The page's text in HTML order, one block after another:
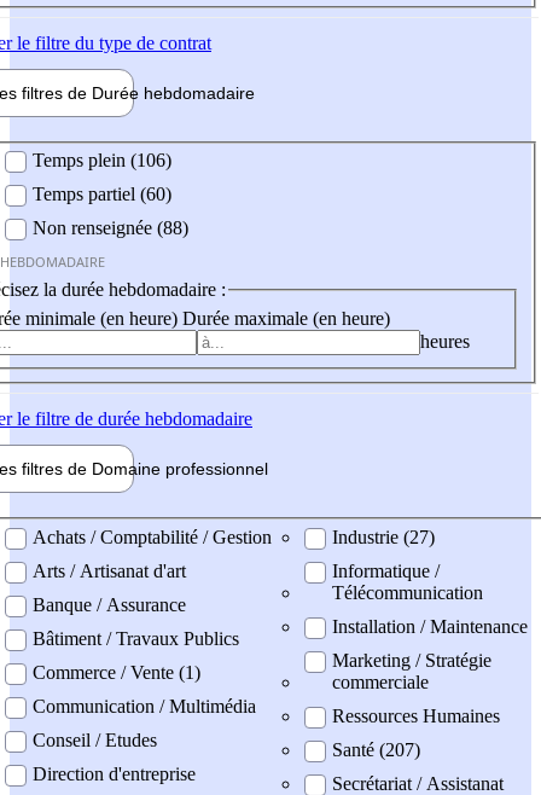
le filtre du type de contrat
filtres de Durée hebdomadaire
Temps plein (106)
Temps partiel (60)
Non renseignée (88)
la durée hebdomadaire :
minimale (en heure) Durée maximale (en heure)
heures
le filtre de durée hebdomadaire
filtres de Domaine professionnel
professionel
Achats / Comptabilité / Gestion
Arts / Artisanat d'art
Banque / Assurance
Bâtiment / Travaux Publics
Commerce / Vente (1)
Communication / Multimédia
Conseil / Etudes
Direction d'entreprise
Industrie (27)
Informatique /
Télécommunication
Installation / Maintenance
Marketing / Stratégie
commerciale
Ressources Humaines
Santé (207)
Secrétariat / Assistanat